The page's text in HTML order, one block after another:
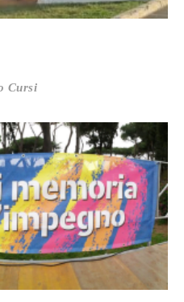
UNA SCONFITTA.
Cursi
ANCHE DEI